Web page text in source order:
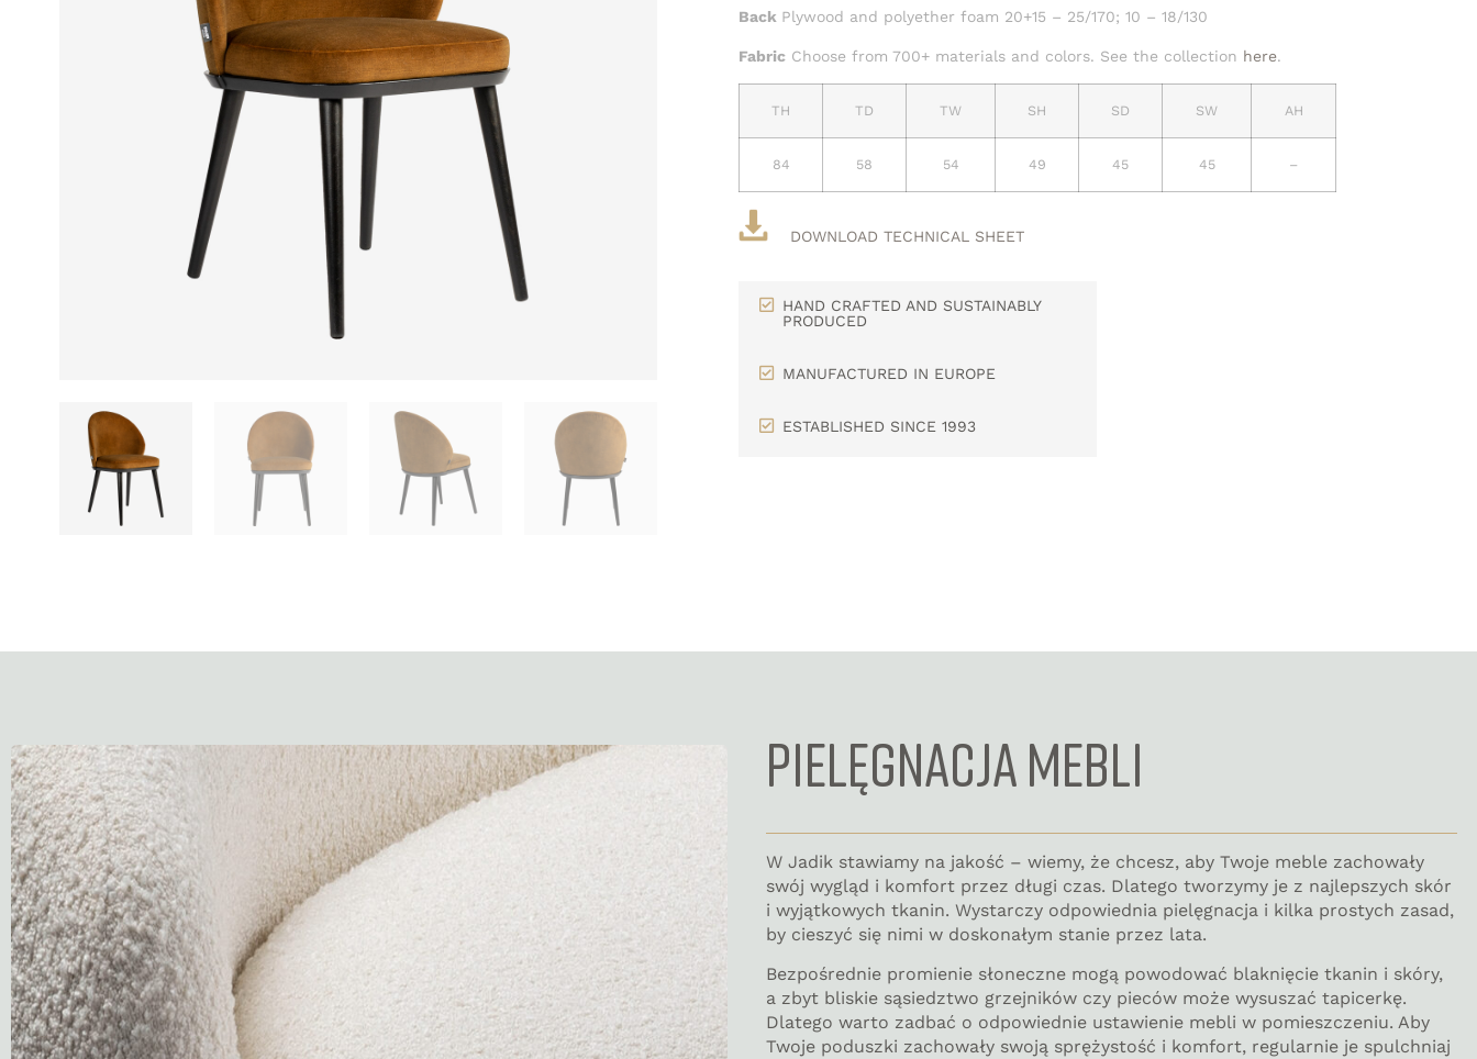
Back Plywood and polyether foam 20+15 – 25/170; 10 – 18/130
Fabric Choose from 700+ materials and colors. See the collection here.
TH TD TW SH SD SW AH
84 58 54 49 45 45 –
DOWNLOAD TECHNICAL SHEET
HAND CRAFTED AND SUSTAINABLY
PRODUCED
MANUFACTURED IN EUROPE
ESTABLISHED SINCE 1993
PIELĘGNACJA MEBLI
W Jadik stawiamy na jakość – wiemy, że chcesz, aby Twoje meble zachowały
swój wygląd i komfort przez długi czas. Dlatego tworzymy je z najlepszych skór
i wyjątkowych tkanin. Wystarczy odpowiednia pielęgnacja i kilka prostych zasad,
by cieszyć się nimi w doskonałym stanie przez lata.
Bezpośrednie promienie słoneczne mogą powodować blaknięcie tkanin i skóry,
a zbyt bliskie sąsiedztwo grzejników czy pieców może wysuszać tapicerkę.
Dlatego warto zadbać o odpowiednie ustawienie mebli w pomieszczeniu. Aby
Twoje poduszki zachowały swoją sprężystość i komfort, regularnie je spulchniaj